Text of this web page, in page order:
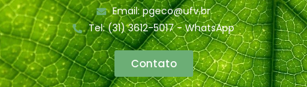
Email: pgeco@ufv.br
Tel: (31) 3612-5017 - WhatsApp
Contato